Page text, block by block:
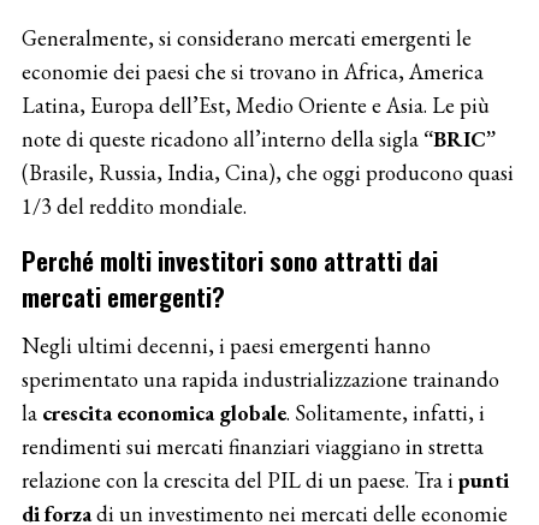
Generalmente, si considerano mercati emergenti le
economie dei paesi che si trovano in Africa, America
Latina, Europa dell’Est, Medio Oriente e Asia. Le più
note di queste ricadono all’interno della sigla “BRIC”
(Brasile, Russia, India, Cina), che oggi producono quasi
1/3 del reddito mondiale.
Perché molti investitori sono attratti dai
mercati emergenti?
Negli ultimi decenni, i paesi emergenti hanno
sperimentato una rapida industrializzazione trainando
la crescita economica globale. Solitamente, infatti, i
rendimenti sui mercati finanziari viaggiano in stretta
relazione con la crescita del PIL di un paese. Tra ipunti
di forzadi un investimento nei mercati delle economie